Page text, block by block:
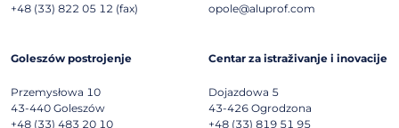
+48 (33) 822 05 12 (fax)
opole@aluprof.com
Goleszów postrojenje
Przemysłowa 10
43-440 Goleszów
+48 (33) 483 20 10
Centar za istraživanje i inovacije
Dojazdowa 5
43-426 Ogrodzona
+48 (33) 819 51 95